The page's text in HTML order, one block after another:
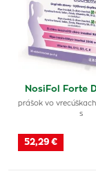
NosiFol Forte
prášok vo
s
52,29 €